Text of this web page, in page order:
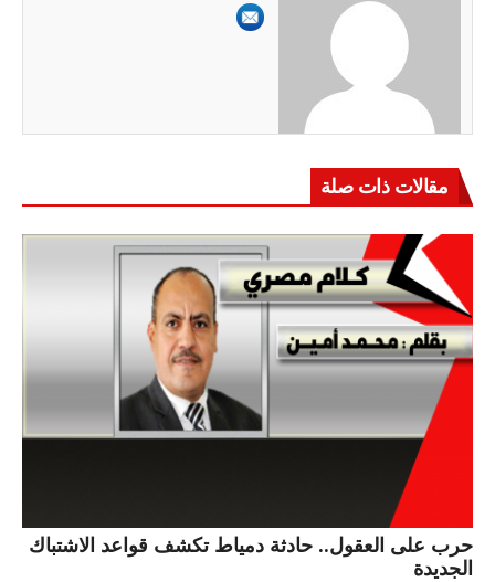
مقالات ذات صلة
حرب على العقول.. حادثة دمياط تكشف قواعد الاشتباك
الجديدة